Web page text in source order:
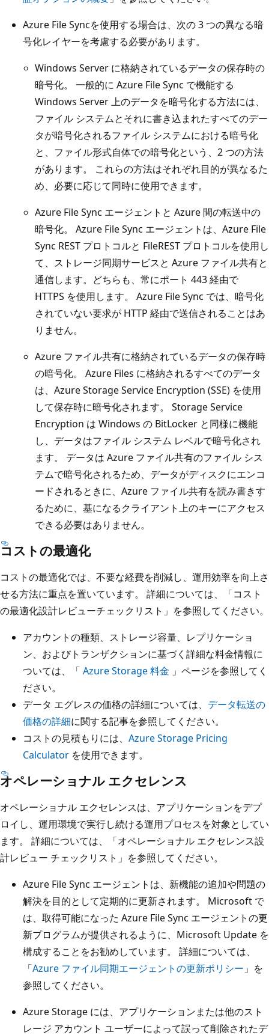
Azure File Syncを使用する場合は、次の 3 つの異なる暗
号化レイヤーを考慮する必要があります。
Windows Server に格納されているデータの保存時の
暗号化。 一般的に Azure File Sync で機能する
Windows Server 上のデータを暗号化する方法には、
ファイル システムとそれに書き込まれたすべてのデー
タが暗号化されるファイル システムにおける暗号化
と、ファイル形式自体での暗号化という、2 つの方法
があります。 これらの方法はそれぞれ目的が異なるた
め、必要に応じて同時に使用できます。
Azure File Sync エージェントと Azure 間の転送中の
暗号化。 Azure File Sync エージェントは、Azure File
Sync REST プロトコルと FileREST プロトコルを使用し
て、ストレージ同期サービスと Azure ファイル共有と
通信します。どちらも、常にポート 443 経由で
HTTPS を使用します。 Azure File Sync では、暗号化
されていない要求が HTTP 経由で送信されることはあ
りません。
Azure ファイル共有に格納されているデータの保存時
の暗号化。 Azure Files に格納されるすべてのデータ
は、Azure Storage Service Encryption (SSE) を使用
して保存時に暗号化されます。 Storage Service
Encryption は Windows の BitLocker と同様に機能
し、データはファイル システム レベルで暗号化され
ます。 データは Azure ファイル共有のファイル シス
テムで暗号化されるため、データがディスクにエンコ
ードされるときに、Azure ファイル共有を読み書きす
るために、基になるクライアント上のキーにアクセス
できる必要はありません。
コストの最適化
コストの最適化では、不要な経費を削減し、運用効率を向上さ
せる方法に重点を置いています。 詳細については、「コスト
の最適化設計レビューチェックリスト」を参照してください。
アカウントの種類、ストレージ容量、レプリケーショ
ン、およびトランザクションに基づく詳細な料金情報に
ついては、「 Azure Storage 料金 」ページを参照してく
ださい。
データ エグレスの価格の詳細については、 データ転送の
価格の詳細に関する記事を参照してください。
コストの見積もりには、 Azure Storage Pricing
Calculator を使用できます。
オペレーショナル エクセレンス
オペレーショナル エクセレンスは、アプリケーションをデプ
ロイし、運用環境で実行し続ける運用プロセスを対象としてい
ます。 詳細については、「オペレーショナル エクセレンス設
計レビュー チェックリスト」を参照してください。
Azure File Sync エージェントは、新機能の追加や問題の
解決を目的として定期的に更新されます。 Microsoft で
は、取得可能になった Azure File Sync エージェントの更
新プログラムが提供されるように、Microsoft Update を
構成することをお勧めしています。 詳細については、
「Azure ファイル同期エージェントの更新ポリシー 」を
参照してください。
Azure Storage には、アプリケーションまたは他のスト
レージ アカウント ユーザーによって誤って削除されたデ